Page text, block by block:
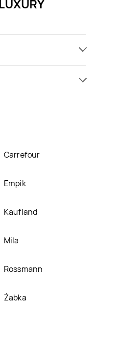
Carrefour
Empik
Kaufland
Mila
Rossmann
Żabka